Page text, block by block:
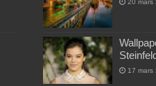
20 mars
17 mars